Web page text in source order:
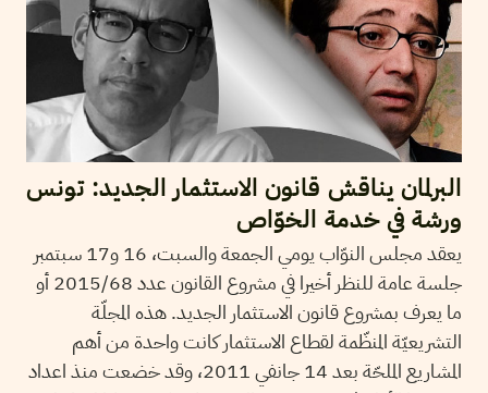
البرلمان يناقش قانون الاستثمار الجديد: تونس
ورشة في خدمة الخوّاص
يعقد مجلس النوّاب يومي الجمعة والسبت، 16 و17 سبتمبر
جلسة عامة للنظر أخيرا في مشروع القانون عدد 2015/68 أو
ما يعرف بمشروع قانون الاستثمار الجديد. هذه المجلّة
التشريعيّة المنظّمة لقطاع الاستثمار كانت واحدة من أهم
المشاريع الملحّة بعد 14 جانفي 2011، وقد خضعت منذ اعداد